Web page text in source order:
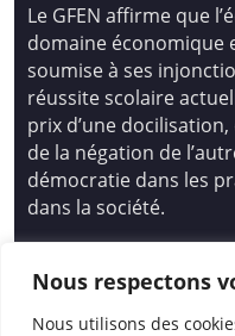
Nous respectons
Nous utilisons des
Le GFEN affirme que
domaine économique
soumise à ses
réussite scolaire
prix d’une
de la négation de
démocratie dans les
dans la société.
Nouvelle
14 avenue Spinoza